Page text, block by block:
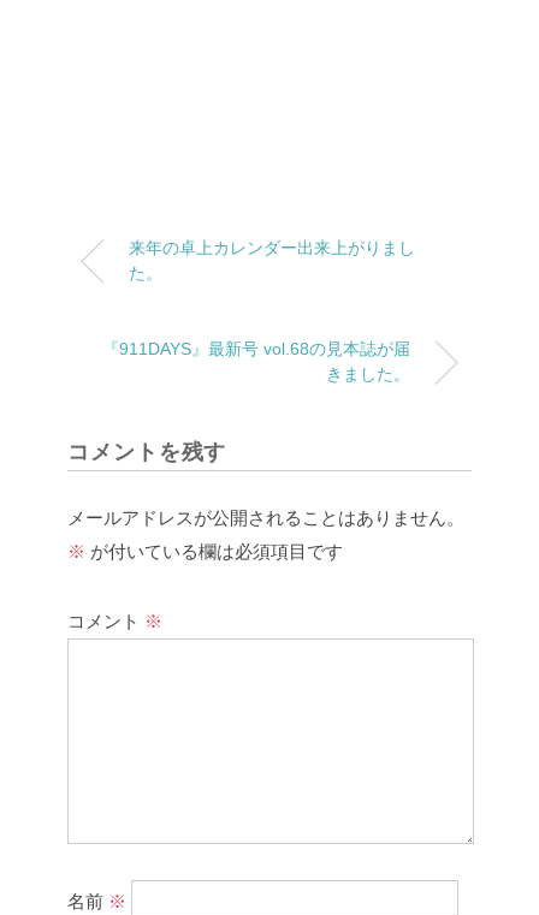
来年の卓上カレンダー出来上がりまし
た。
『911DAYS』最新号 vol.68の見本誌が届
きました。
コメントを残す
メールアドレスが公開されることはありません。
※ が付いている欄は必須項目です
コメント ※
名前 ※